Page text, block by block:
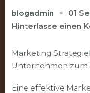
blogadmin
01
Hinterlasse einen
Marketing
Unternehmen
Eine effektive